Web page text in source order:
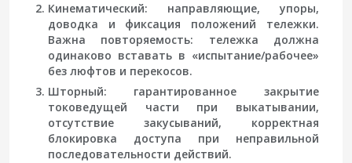
Кинематический: направляющие, упоры,
доводка и фиксация положений тележки.
Важна повторяемость: тележка должна
одинаково вставать в «испытание/рабочее»
без люфтов и перекосов.
Шторный: гарантированное закрытие
токоведущей части при выкатывании,
отсутствие закусываний, корректная
блокировка доступа при неправильной
последовательности действий.